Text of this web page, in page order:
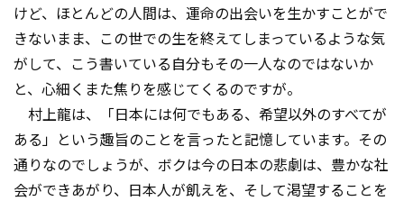
けど、ほとんどの人間は、運命の出会いを生かすことがで
きないまま、この世での生を終えてしまっているような気
がして、こう書いている自分もその一人なのではないか
と、心細くまた焦りを感じてくるのですが。
村上龍は、「日本には何でもある、希望以外のすべてが
ある」という趣旨のことを言ったと記憶しています。その
通りなのでしょうが、ボクは今の日本の悲劇は、豊かな社
会ができあがり、日本人が飢えを、そして渇望することを